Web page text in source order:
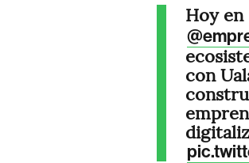
Hoy en
con